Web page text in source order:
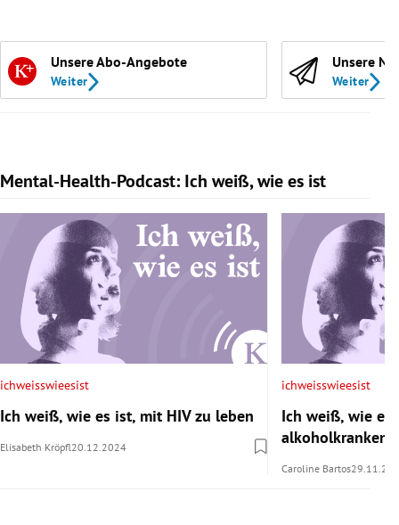
Unsere Abo-Angebote
Weiter
Unsere
Weiter
Mental-Health-Podcast: Ich weiß, wie es ist
Slide 1 von 7
ichweisswieesist
Ich weiß, wie es ist, mit HIV zu leben
Elisabeth Kröpfl20.12.2024
ichweisswieesist
Ich weiß, wie es
alkoholkranken
Caroline Bartos